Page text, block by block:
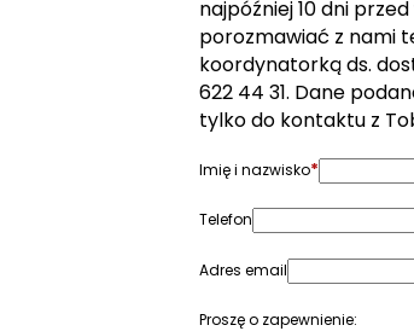
najpóźniej 10 dni
porozmawiać z nami
koordynatorką ds.
622 44 31. Dane
tylko do kontaktu z
Imię i nazwisko*
Telefon
Adres email
Proszę o zapewnienie: